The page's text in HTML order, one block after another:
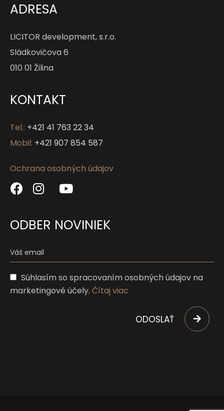
ADRESA
LICITOR development, s.r.o.
Sládkovičova 6
010 01 Žilina
KONTAKT
Tel.: +421 41 763 22 34
Mobil: +421 907 854 587
Ochrana osobných údajov
ODBER NOVINIEK
Súhlasím so spracovaním osobných údajov na
marketingové účely. Čítaj viac
ODOSLAŤ